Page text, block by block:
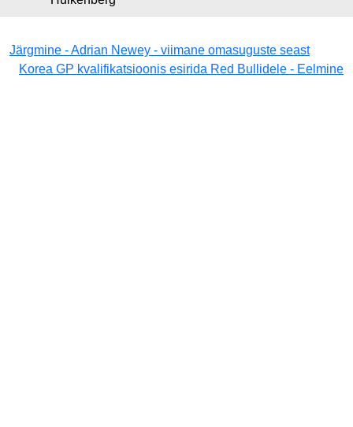
Järgmine - Adrian Newey - viimane omasuguste seast
Korea GP kvalifikatsioonis esirida Red Bullidele - Eelmine